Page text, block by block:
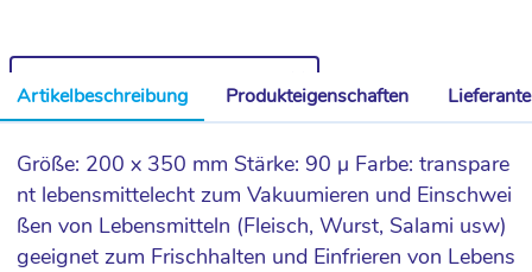
Artikelbeschreibung Produkteigenschaften
Größe: 200 x 350 mm Stärke: 90 µ Farbe: transpare
nt lebensmittelecht zum Vakuumieren und Einschwei
ßen von Lebensmitteln (Fleisch, Wurst, Salami usw)
geeignet zum Frischhalten und Einfrieren von Lebens